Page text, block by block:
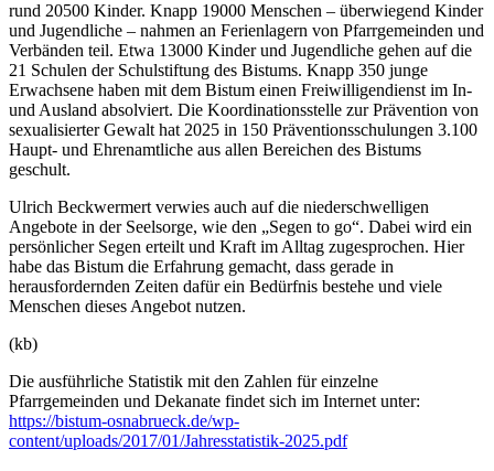
rund 20500 Kinder. Knapp 19000 Menschen – überwiegend Kinder
und Jugendliche – nahmen an Ferienlagern von Pfarrgemeinden und
Verbänden teil. Etwa 13000 Kinder und Jugendliche gehen auf die
21 Schulen der Schulstiftung des Bistums. Knapp 350 junge
Erwachsene haben mit dem Bistum einen Freiwilligendienst im In-
und Ausland absolviert. Die Koordinationsstelle zur Prävention von
sexualisierter Gewalt hat 2025 in 150 Präventionsschulungen 3.100
Haupt- und Ehrenamtliche aus allen Bereichen des Bistums
geschult.
Ulrich Beckwermert verwies auch auf die niederschwelligen
Angebote in der Seelsorge, wie den „Segen to go“. Dabei wird ein
persönlicher Segen erteilt und Kraft im Alltag zugesprochen. Hier
habe das Bistum die Erfahrung gemacht, dass gerade in
herausfordernden Zeiten dafür ein Bedürfnis bestehe und viele
Menschen dieses Angebot nutzen.
(kb)
Die ausführliche Statistik mit den Zahlen für einzelne
Pfarrgemeinden und Dekanate findet sich im Internet unter:
https://bistum-osnabrueck.de/wp-
content/uploads/2017/01/Jahresstatistik-2025.pdf